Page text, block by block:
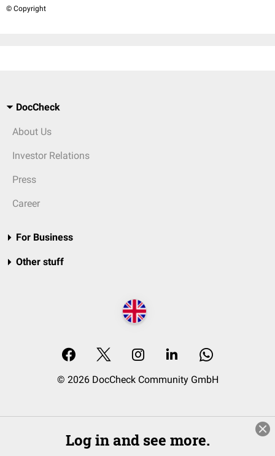
© Copyright
DocCheck
About Us
Investor Relations
Press
Career
For Business
Other stuff
© 2026 DocCheck Community GmbH
Log in and see more.